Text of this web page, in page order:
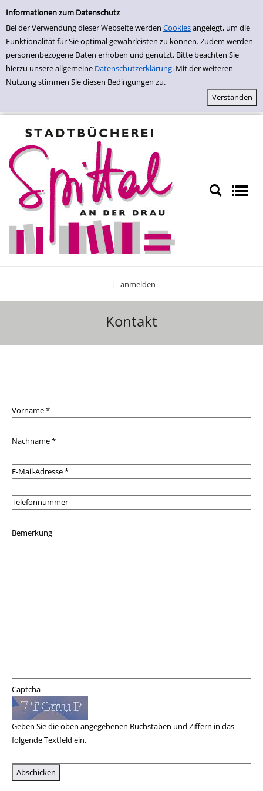
Kontakt
Informationen zum Datenschutz
Bei der Verwendung dieser Webseite werden Cookiesangelegt, um die
Funktionalität für Sie optimal gewährleisten zu können. Zudem werden
personenbezogene Daten erhoben und genutzt. Bitte beachten Sie
hierzu unsere allgemeine Datenschutzerklärung. Mit der weiteren
Nutzung stimmen Sie diesen Bedingungen zu.
anmelden
Kontakt
Vorname *
Nachname *
E-Mail-Adresse *
Telefonnummer
Bemerkung
Captcha
Geben Sie die oben angegebenen Buchstaben und Ziffern in das
folgende Textfeld ein.